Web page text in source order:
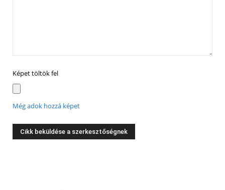
Képet töltök fel
Még adok hozzá képet